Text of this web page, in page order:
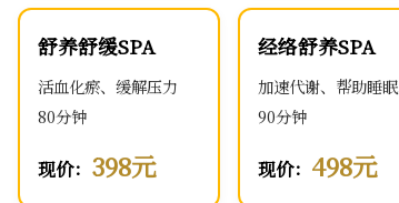
舒养舒缓SPA
活血化瘀、缓解压力
80分钟
现价： 398元
经络舒养SPA
加速代谢、帮助睡眠
90分钟
现价： 498元